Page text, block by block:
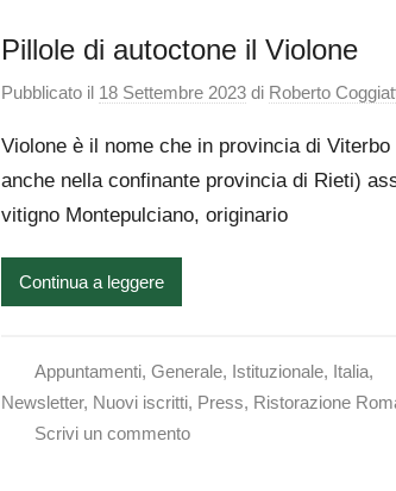
Pillole di autoctone il Violone
Pubblicato il 18 Settembre 2023 di Roberto
Violone è il nome che in provincia di Viterbo
anche nella confinante provincia di Rieti)
vitigno Montepulciano, originario
Continua a leggere
Appuntamenti, Generale, Istituzionale, Italia,
Newsletter, Nuovi iscritti, Press, Ristorazione
Scrivi un commento